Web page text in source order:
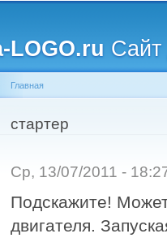
LOGO.ru Сайт
Вы здесь
Главная
стартер
Ср, 13/07/2011 -
Подскажите!
двигателя.